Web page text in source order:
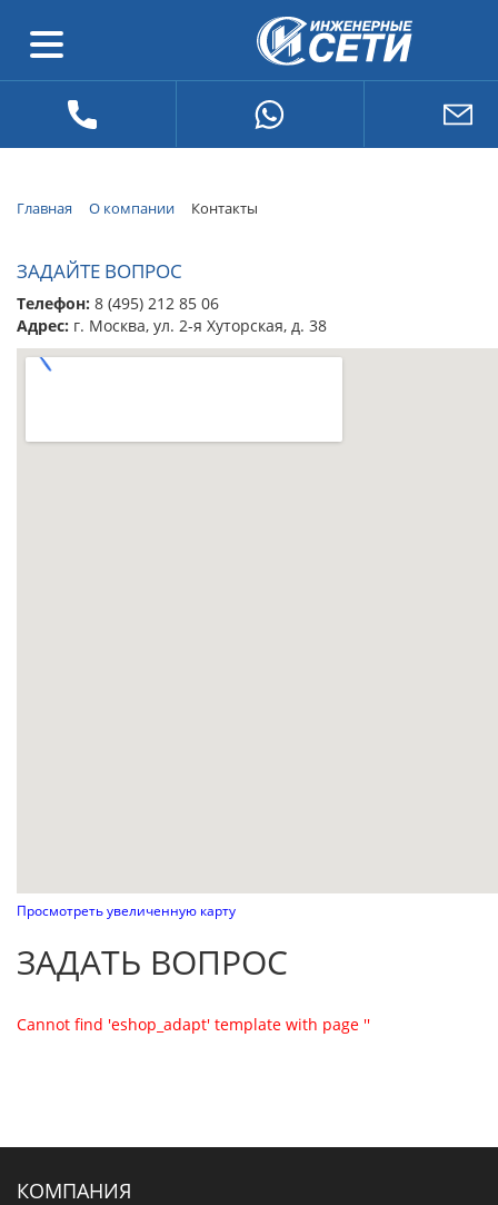
Главная О компании Контакты
ЗАДАЙТЕ ВОПРОС
Телефон: 8 (495) 212 85 06
Адрес: г. Москва, ул. 2-я Хуторская, д. 38
Просмотреть увеличенную карту
ЗАДАТЬ ВОПРОС
Cannot find 'eshop_adapt' template with page ''
КОМПАНИЯ